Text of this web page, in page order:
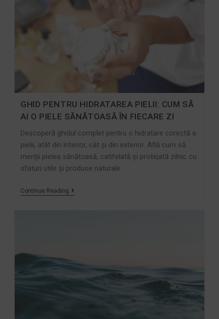
GHID PENTRU HIDRATAREA PIELII: CUM SĂ
AI O PIELE SĂNĂTOASĂ ÎN FIECARE ZI
Descoperă ghidul complet pentru o hidratare corectă a
pielii, atât din interior, cât și din exterior. Află cum să
menții pielea sănătoasă, catifelată și protejată zilnic cu
sfaturi utile și produse naturale.
Continue Reading